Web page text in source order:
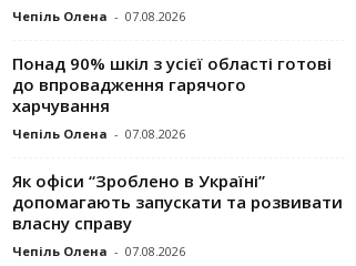
Чепіль Олена - 07.08.2026
Понад 90% шкіл з усієї області готові
до впровадження гарячого
харчування
Чепіль Олена - 07.08.2026
Як офіси “Зроблено в Україні”
допомагають запускaти та розвивати
власну справу
Чепіль Олена - 07.08.2026